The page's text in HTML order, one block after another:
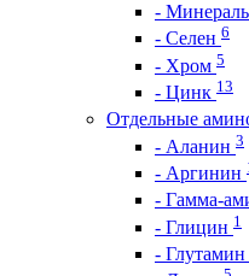
-
- Селен 6
- Хром 5
- Цинк 13
Отдельные
- Аланин 3
- Аргинин
- Гамма-
- Глицин 1
- Глутамин